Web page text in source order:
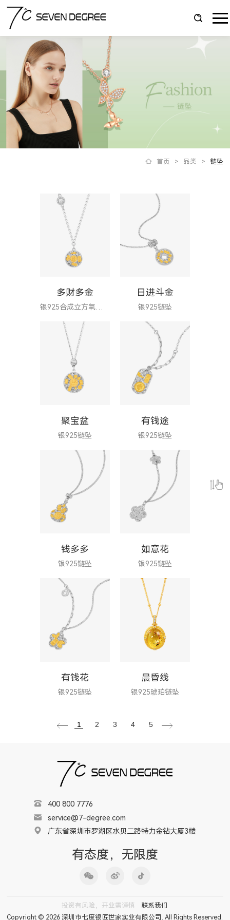
首页 > 品类 > 链坠
多财多金
银925合成立方氧化锆链坠
日进斗金
银925链坠
聚宝盆
银925链坠
有钱途
银925链坠
钱多多
银925链坠
如意花
银925链坠
有钱花
银925链坠
晨昏线
银925琥珀链坠
1 2 3 4 5
400 800 7776
service@7-degree.com
广东省深圳市罗湖区水贝二路特力金钻大厦3楼
有态度，无限度
投资有风险，开业需谨慎
联系我们
Copyright © 2026 深圳市七度银匠世家实业有限公司. All Rights Reserved.